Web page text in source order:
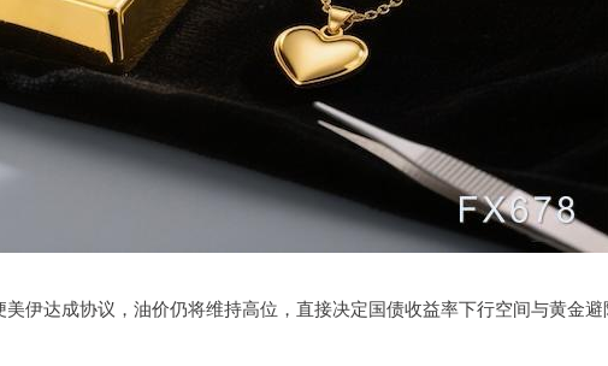
伊达成协议，油价仍将维持高位，直接决定国债收益率下行空间与黄金避